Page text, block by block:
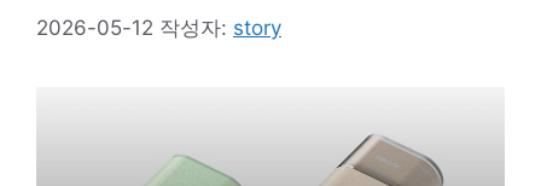
2026-05-12 작성자: story